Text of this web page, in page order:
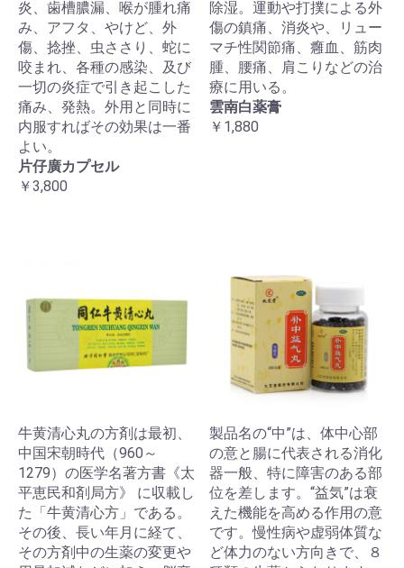
炎、歯槽膿漏、喉が腫れ痛
み、アフタ、やけど、外
傷、捻挫、虫ささり、蛇に
咬まれ、各種の感染、及び
一切の炎症で引き起こした
痛み、発熱。外用と同時に
内服すればその効果は一番
よい。
片仔廣カプセル
￥3,800
除湿。運動や打撲による外
傷の鎮痛、消炎や、リュー
マチ性関節痛、癰血、筋肉
腫、腰痛、肩こりなどの治
療に用いる。
雲南白薬膏
￥1,880
牛黄清心丸の方剤は最初、
中国宋朝時代（960～
1279）の医学名著方書《太
平恵民和剤局方》 に収載し
た「牛黄清心方」である。
その後、長い年月に経て、
その方剤中の生薬の変更や
製品名の“中”は、体中心部
の意と腸に代表される消化
器一般、特に障害のある部
位を差します。“益気”は衰
えた機能を高める作用の意
です。慢性病や虚弱体質な
ど体力のない方向きで、８